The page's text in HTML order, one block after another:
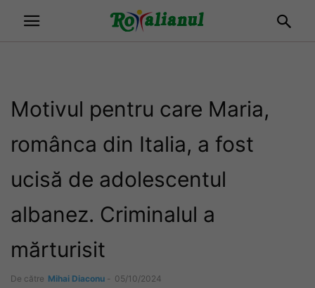
Motivul pentru care Maria,
românca din Italia, a fost
ucisă de adolescentul
albanez. Criminalul a
mărturisit
De către Mihai Diaconu - 05/10/2024